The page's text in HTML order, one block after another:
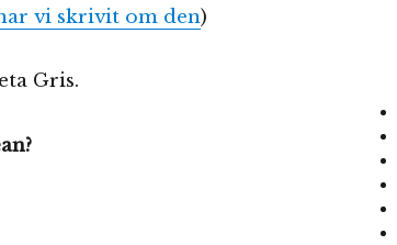
vi skrivit om den)
Gris.